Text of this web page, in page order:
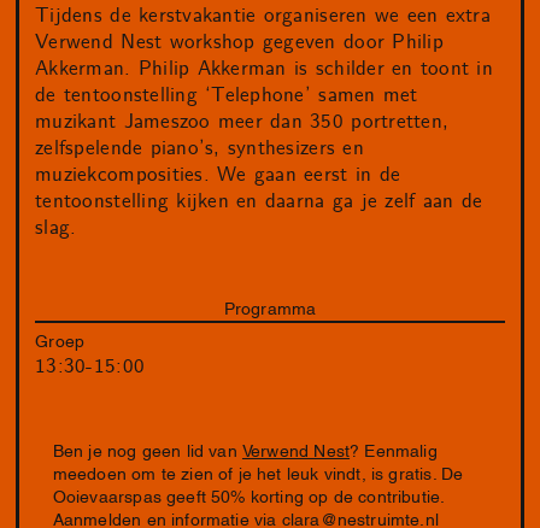
Tijdens de kerstvakantie organiseren we een extra
Verwend Nest workshop gegeven door Philip
Akkerman. Philip Akkerman is schilder en toont in
de tentoonstelling ‘Telephone’ samen met
muzikant Jameszoo meer dan 350 portretten,
zelfspelende piano’s, synthesizers en
muziekcomposities. We gaan eerst in de
tentoonstelling kijken en daarna ga je zelf aan de
slag.
Programma
Groep
13:30-15:00
Ben je nog geen lid van Verwend Nest? Eenmalig
meedoen om te zien of je het leuk vindt, is gratis. De
Ooievaarspas geeft 50% korting op de contributie.
Aanmelden en informatie via clara@nestruimte.nl